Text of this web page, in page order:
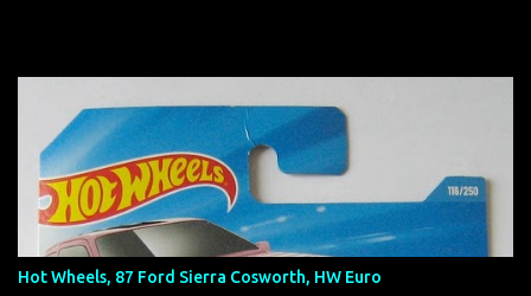
Hot Wheels, 87 Ford Sierra Cosworth, HW Euro